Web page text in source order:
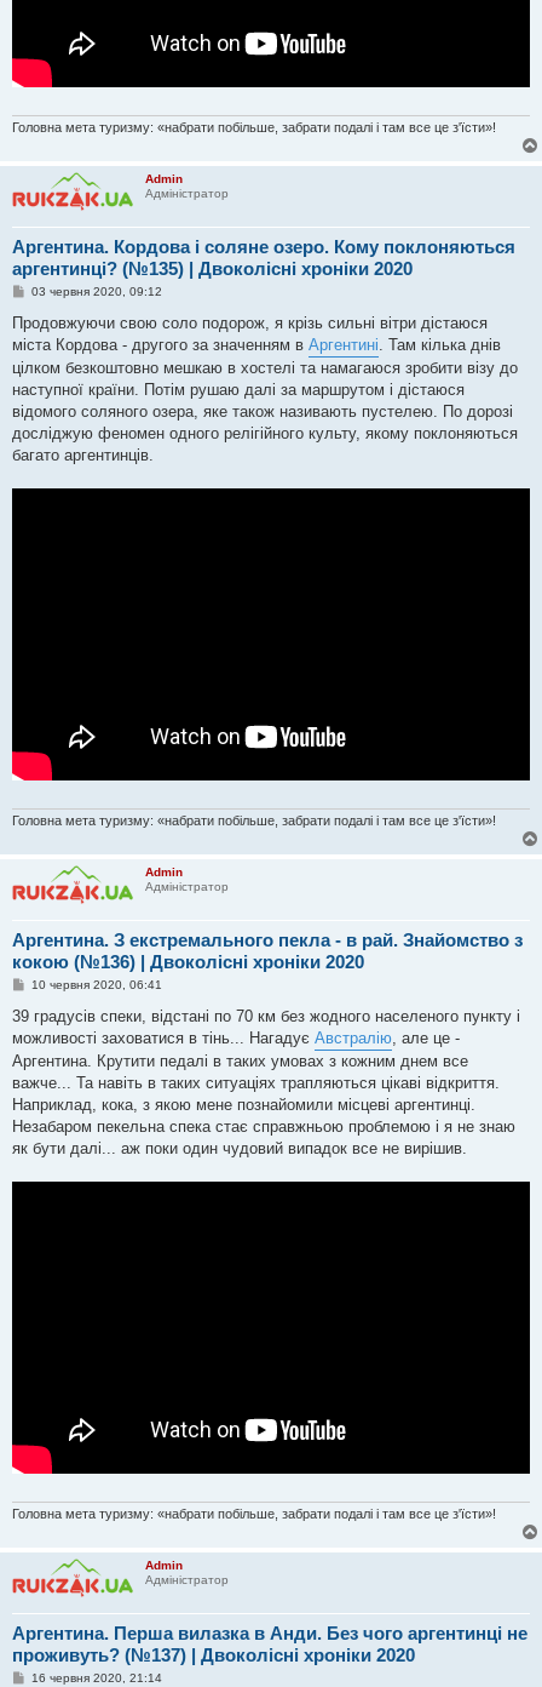
Головна мета туризму: «набрати побільше, забрати подалі і там все це з'їсти»!
Admin
Адміністратор
Аргентина. Кордова і соляне озеро. Кому поклоняються
аргентинці? (№135) | Двоколісні хроніки 2020
П
в
д
о
м
л
е
н
н
я
03 червня 2020, 09:12
Продовжуючи свою соло подорож, я крізь сильні вітри дістаюся
міста Кордова - другого за значенням в Аргентині. Там кілька днів
цілком безкоштовно мешкаю в хостелі та намагаюся зробити візу до
наступної країни. Потім рушаю далі за маршрутом і дістаюся
відомого соляного озера, яке також називають пустелею. По дорозі
досліджую феномен одного релігійного культу, якому поклоняються
багато аргентинців.
Головна мета туризму: «набрати побільше, забрати подалі і там все це з'їсти»!
Admin
Адміністратор
Аргентина. З екстремального пекла - в рай. Знайомство з
кокою (№136) | Двоколісні хроніки 2020
П
в
д
о
м
л
е
н
н
я
10 червня 2020, 06:41
39 градусів спеки, відстані по 70 км без жодного населеного пункту і
можливості заховатися в тінь... Нагадує Австралію, але це -
Аргентина. Крутити педалі в таких умовах з кожним днем все
важче... Та навіть в таких ситуаціях трапляються цікаві відкриття.
Наприклад, кока, з якою мене познайомили місцеві аргентинці.
Незабаром пекельна спека стає справжньою проблемою і я не знаю
як бути далі... аж поки один чудовий випадок все не вирішив.
Головна мета туризму: «набрати побільше, забрати подалі і там все це з'їсти»!
Admin
Адміністратор
Аргентина. Перша вилазка в Анди. Без чого аргентинці не
проживуть? (№137) | Двоколісні хроніки 2020
П16 червня 2020, 21:14